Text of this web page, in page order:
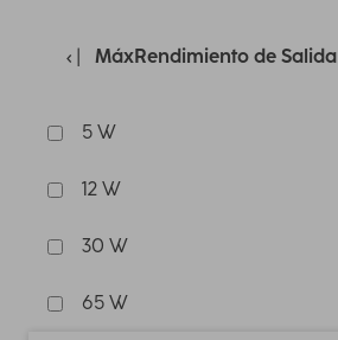
MáxRendimiento de Salida
5 W
12 W
30 W
65 W